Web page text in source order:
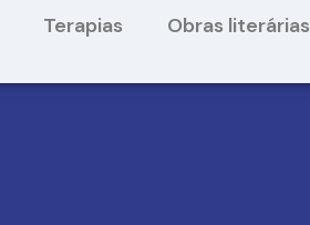
Terapias Obras literárias